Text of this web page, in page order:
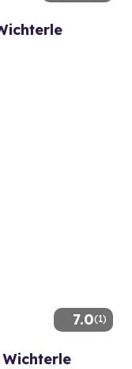
7.0(1)